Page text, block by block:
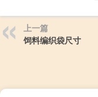
上一篇
饲料编织袋尺寸